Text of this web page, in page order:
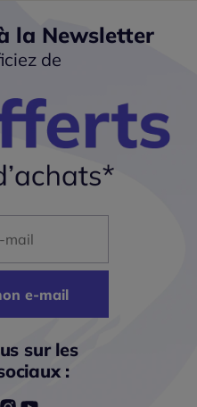
la Newsletter
de
e-mail
sur les
: